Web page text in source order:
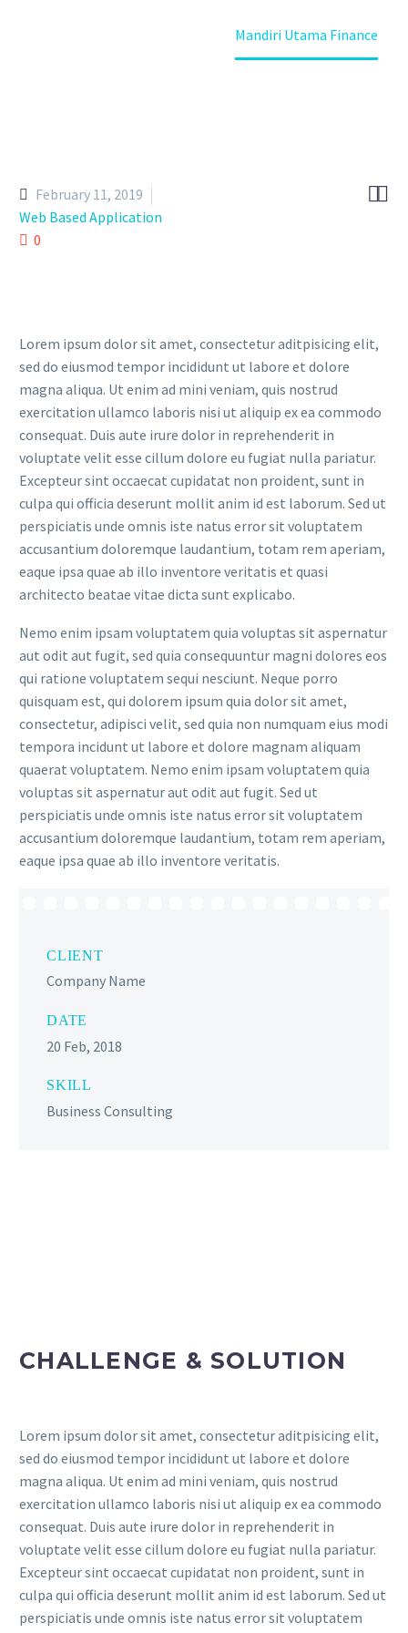
Mandiri Utama Finance

February 11, 2019
Web Based Application
0
Lorem ipsum dolor sit amet, consectetur aditpisicing elit,
sed do eiusmod tempor incididunt ut labore et dolore
magna aliqua. Ut enim ad mini veniam, quis nostrud
exercitation ullamco laboris nisi ut aliquip ex ea commodo
consequat. Duis aute irure dolor in reprehenderit in
voluptate velit esse cillum dolore eu fugiat nulla pariatur.
Excepteur sint occaecat cupidatat non proident, sunt in
culpa qui officia deserunt mollit anim id est laborum. Sed ut
perspiciatis unde omnis iste natus error sit voluptatem
accusantium doloremque laudantium, totam rem aperiam,
eaque ipsa quae ab illo inventore veritatis et quasi
architecto beatae vitae dicta sunt explicabo.
Nemo enim ipsam voluptatem quia voluptas sit aspernatur
aut odit aut fugit, sed quia consequuntur magni dolores eos
qui ratione voluptatem sequi nesciunt. Neque porro
quisquam est, qui dolorem ipsum quia dolor sit amet,
consectetur, adipisci velit, sed quia non numquam eius modi
tempora incidunt ut labore et dolore magnam aliquam
quaerat voluptatem. Nemo enim ipsam voluptatem quia
voluptas sit aspernatur aut odit aut fugit. Sed ut
perspiciatis unde omnis iste natus error sit voluptatem
accusantium doloremque laudantium, totam rem aperiam,
eaque ipsa quae ab illo inventore veritatis.
CLIENT
Company Name
DATE
20 Feb, 2018
SKILL
Business Consulting
CHALLENGE & SOLUTION
Lorem ipsum dolor sit amet, consectetur aditpisicing elit,
sed do eiusmod tempor incididunt ut labore et dolore
magna aliqua. Ut enim ad mini veniam, quis nostrud
exercitation ullamco laboris nisi ut aliquip ex ea commodo
consequat. Duis aute irure dolor in reprehenderit in
voluptate velit esse cillum dolore eu fugiat nulla pariatur.
Excepteur sint occaecat cupidatat non proident, sunt in
culpa qui officia deserunt mollit anim id est laborum. Sed ut
perspiciatis unde omnis iste natus error sit voluptatem